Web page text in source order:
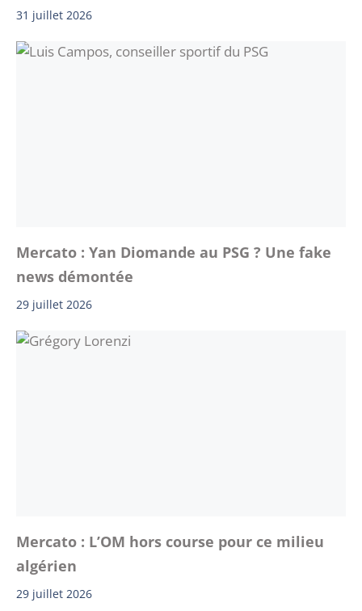
31 juillet 2026
Mercato : Yan Diomande au PSG ? Une fake
news démontée
29 juillet 2026
Mercato : L’OM hors course pour ce milieu
algérien
29 juillet 2026